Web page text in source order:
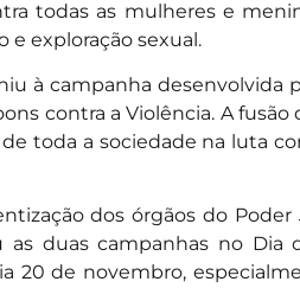
todas as mulheres e
e exploração sexual.
à campanha desenvolvida
contra a Violência. A fusão
toda a sociedade na luta
dos órgãos do Poder
duas campanhas no Dia
20 de novembro,